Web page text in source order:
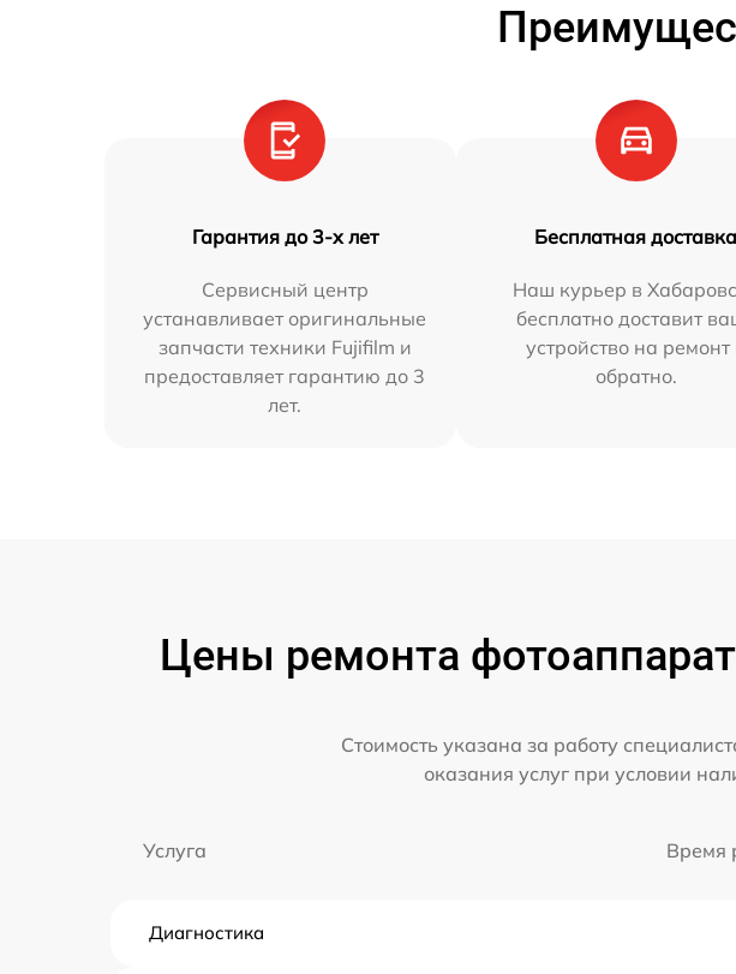
Гарантия до 3-х лет
Сервисный центр
устанавливает оригинальные
запчасти техники Fujifilm и
предоставляет гарантию до 3
лет.
Бесплатная доставка
Наш курьер в
бесплатно доставит
устройство на ремонт
обратно.
Цены ремонта
Стоимость указана за работу
оказания услуг при условии
Услуга Время
Диагностика